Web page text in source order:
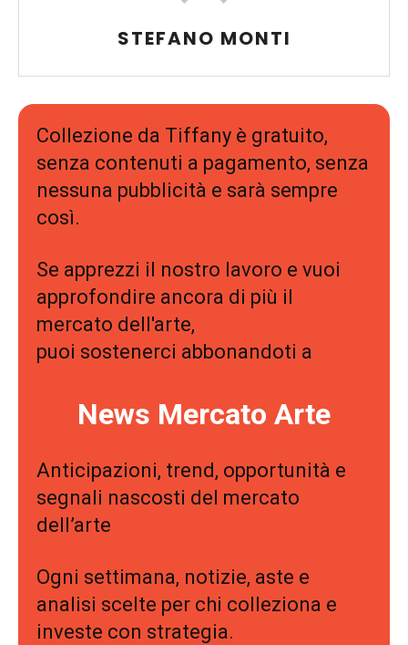
STEFANO MONTI
Collezione da Tiffany è gratuito,
senza contenuti a pagamento, senza
nessuna pubblicità e sarà sempre
così.
Se apprezzi il nostro lavoro e vuoi
approfondire ancora di più il
mercato dell'arte,
puoi sostenerci abbonandoti a
News Mercato Arte
Anticipazioni, trend, opportunità e
segnali nascosti del mercato
dell’arte
Ogni settimana, notizie, aste e
analisi scelte per chi colleziona e
investe con strategia.